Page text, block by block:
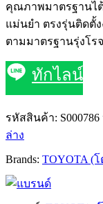
คุณภาพมาตรฐานไ
แม่นยำ ตรงรุ่นติดตั้
ตามมาตรฐานรุ่งโร
ทักไลน์
รหัสสินค้า: S000786
ล่าง
Brands: TOYOTA (